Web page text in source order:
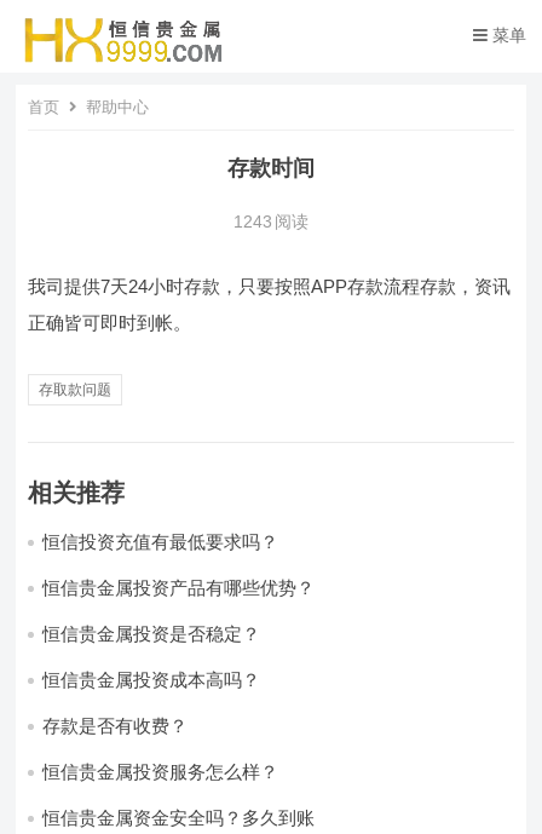
菜单
首页 帮助中心
存款时间
1243 阅读
我司提供7天24小时存款，只要按照APP存款流程存款，资讯
正确皆可即时到帐。
存取款问题
相关推荐
恒信投资充值有最低要求吗？
恒信贵金属投资产品有哪些优势？
恒信贵金属投资是否稳定？
恒信贵金属投资成本高吗？
存款是否有收费？
恒信贵金属投资服务怎么样？
恒信贵金属资金安全吗？多久到账